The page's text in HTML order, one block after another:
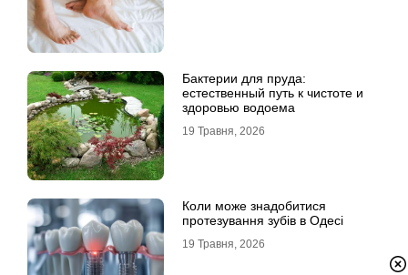
Бактерии для пруда:
естественный путь к чистоте и
здоровью водоема
19 Травня, 2026
Коли може знадобитися
протезування зубів в Одесі
19 Травня, 2026